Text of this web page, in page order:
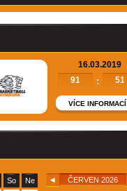
16.03.2019
91
: 51
VÍCE INFORMACÍ
ČERVEN 2026
So
Ne